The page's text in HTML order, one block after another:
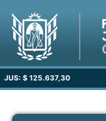
JUS: $ 125.637,30